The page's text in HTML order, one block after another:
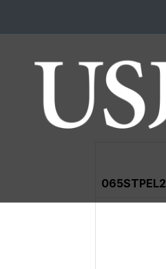
065STPEL2